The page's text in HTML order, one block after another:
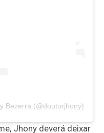
Bezerra (@doutorjhony)
Jhony deverá deixar